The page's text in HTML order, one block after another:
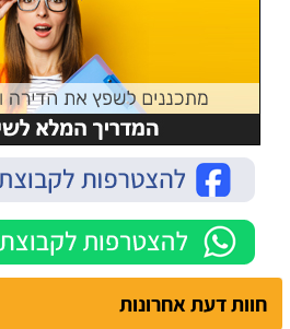
חוות דעת אחרונות